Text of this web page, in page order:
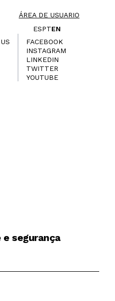
ÁREA DE USUARIO
ESPTEN
FACEBOOK
INSTAGRAM
LINKEDIN
TWITTER
YOUTUBE
e segurança